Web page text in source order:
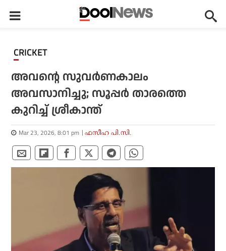
CRICKET
അവന്റെ സുവര്‍ണകാലം
അവസാനിച്ചു; സൂപ്പര്‍ താരത്തെ
കുറിച്ച് ശ്രീകാന്ത്
Mar 23, 2026, 8:01 pm ഫസീഹ പി.സി.